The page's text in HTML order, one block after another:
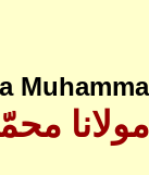
مولانا